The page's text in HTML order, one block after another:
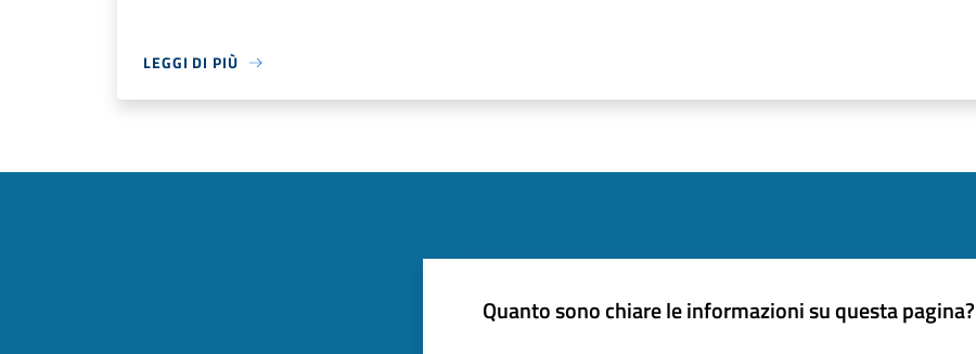
LEGGI DI PIÙ
Quanto sono chiare le informazioni su questa pagina?